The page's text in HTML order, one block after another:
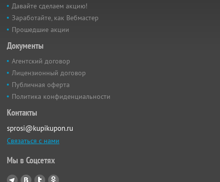
Давайте сделаем акцию!
Заработайте, как Вебмастер
Прошедшие акции
Документы
Агентский договор
Лицензионный договор
Публичная оферта
Политика конфиденциальности
Контакты
sprosi@kupikupon.ru
Связаться с нами
Мы в Соцсетях